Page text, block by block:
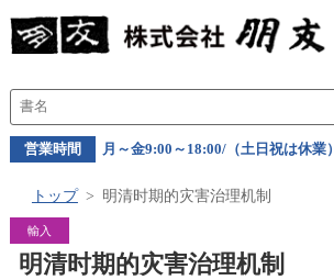
営業時間 月～金9:00～18:00/（土日祝は休業）
トップ 明清时期的灾害治理机制
輸入
明清时期的灾害治理机制